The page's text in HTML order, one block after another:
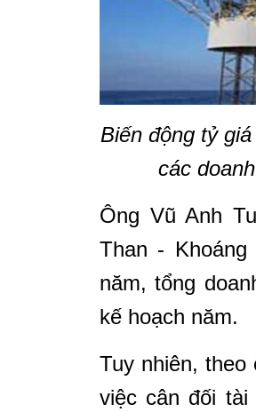
Biến động tỷ
các
Ông Vũ Anh
Than -
năm, tổng
kế hoạch năm.
Tuy nhiên,
việc cân đối tài